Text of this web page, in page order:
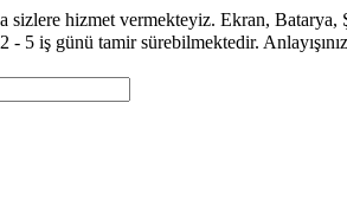
sizlere hizmet vermekteyiz. Ekran,
- 5 iş günü tamir sürebilmektedir.